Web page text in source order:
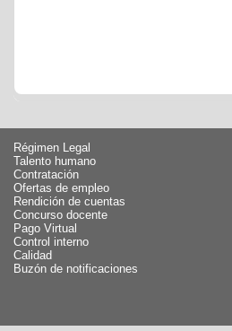
Régimen Legal
Talento humano
Contratación
Ofertas de empleo
Rendición de cuentas
Concurso docente
Pago Virtual
Control interno
Calidad
Buzón de notificaciones